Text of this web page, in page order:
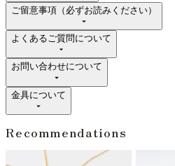
ご留意事項（必ずお読みください）
よくあるご質問について
お問い合わせについて
金具について
Recommendations